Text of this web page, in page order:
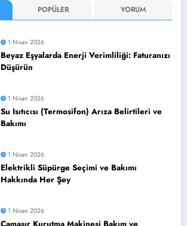
POPÜLER YORUM
1 Nisan 2026
Beyaz Eşyalarda Enerji Verimliliği: Faturanızı
Düşürün
1 Nisan 2026
Su Isıtıcısı (Termosifon) Arıza Belirtileri ve
Bakımı
1 Nisan 2026
Elektrikli Süpürge Seçimi ve Bakımı
Hakkında Her Şey
1 Nisan 2026
Çamaşır Kurutma Makinesi Bakım ve